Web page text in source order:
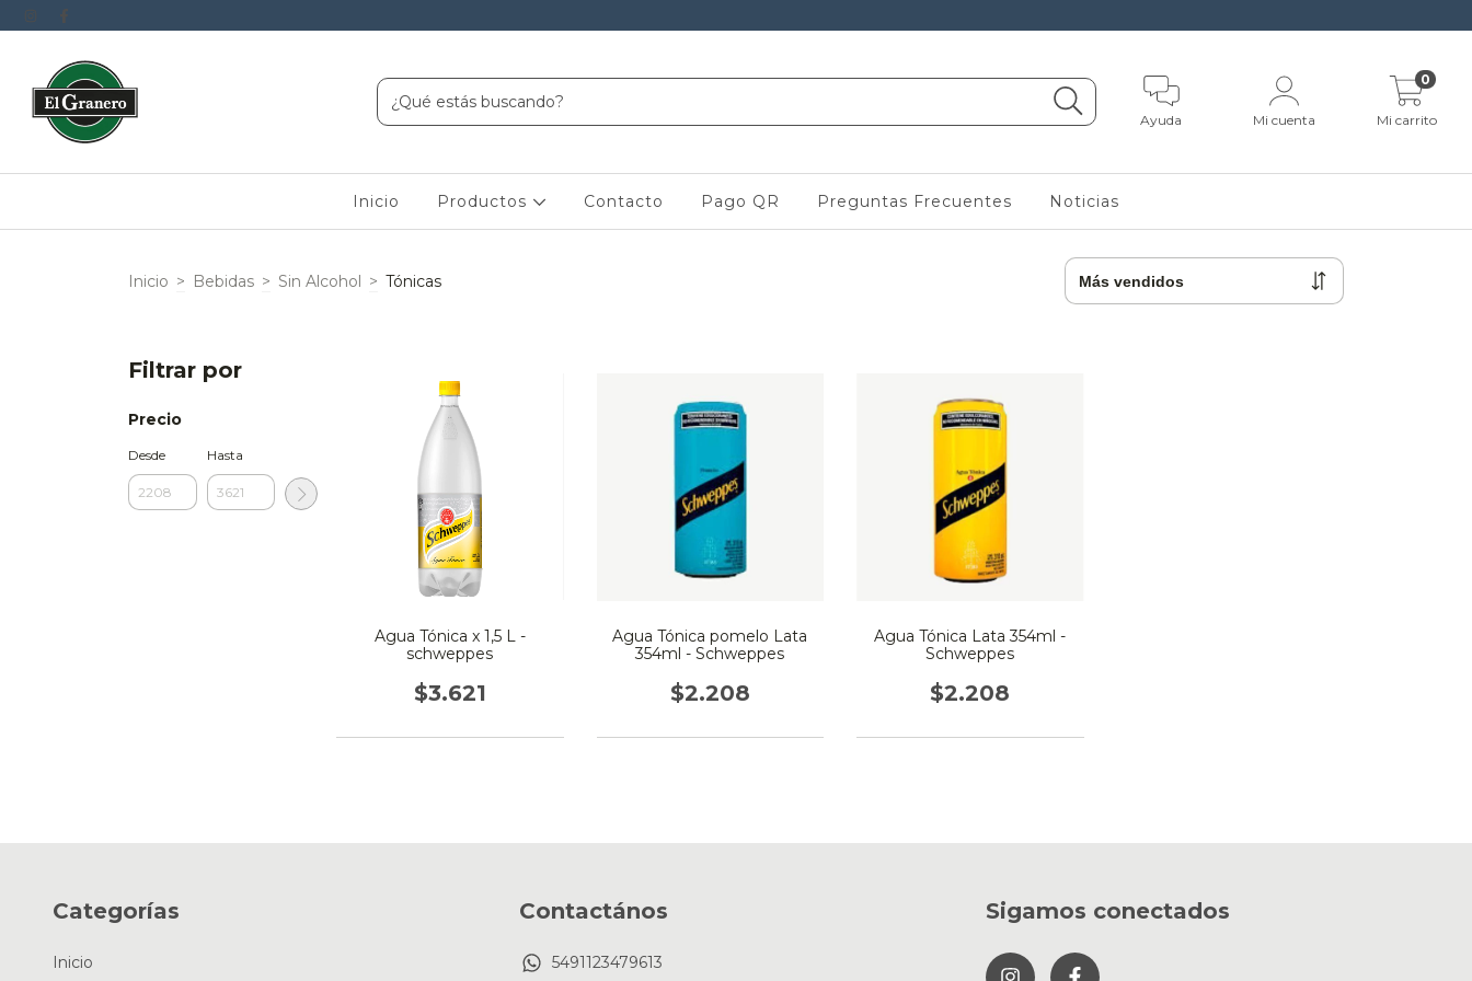
Ayuda Mi cuenta Mi carrito
0
Inicio Productos Contacto Pago QR Preguntas Frecuentes Noticias
Inicio > Bebidas > Sin Alcohol > Tónicas
Filtrar por
Precio
Desde Hasta
Agua Tónica x 1,5 L -
schweppes
$3.621
Agua Tónica pomelo Lata
354ml - Schweppes
$2.208
Agua Tónica Lata 354ml -
Schweppes
$2.208
Categorías
Inicio
Contactános
5491123479613
Sigamos conectados